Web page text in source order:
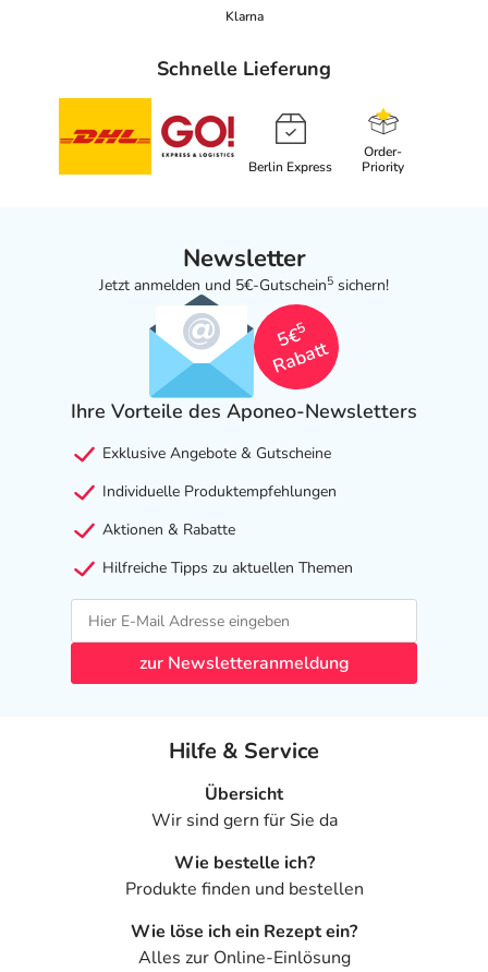
Klarna
Schnelle Lieferung
Berlin Express
Order-
Priority
Newsletter
Jetzt anmelden und 5€-Gutschein5 sichern!
5€
5
Rabatt
Ihre Vorteile des Aponeo-Newsletters
Exklusive Angebote & Gutscheine
Individuelle Produktempfehlungen
Aktionen & Rabatte
Hilfreiche Tipps zu aktuellen Themen
zur Newsletteranmeldung
Hilfe & Service
Übersicht
Wir sind gern für Sie da
Wie bestelle ich?
Produkte finden und bestellen
Wie löse ich ein Rezept ein?
Alles zur Online-Einlösung